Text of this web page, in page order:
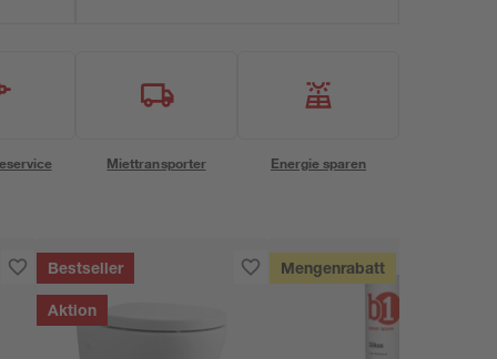
Miettransporter Energie sparen
Bestseller
Aktion
Mengenrabatt